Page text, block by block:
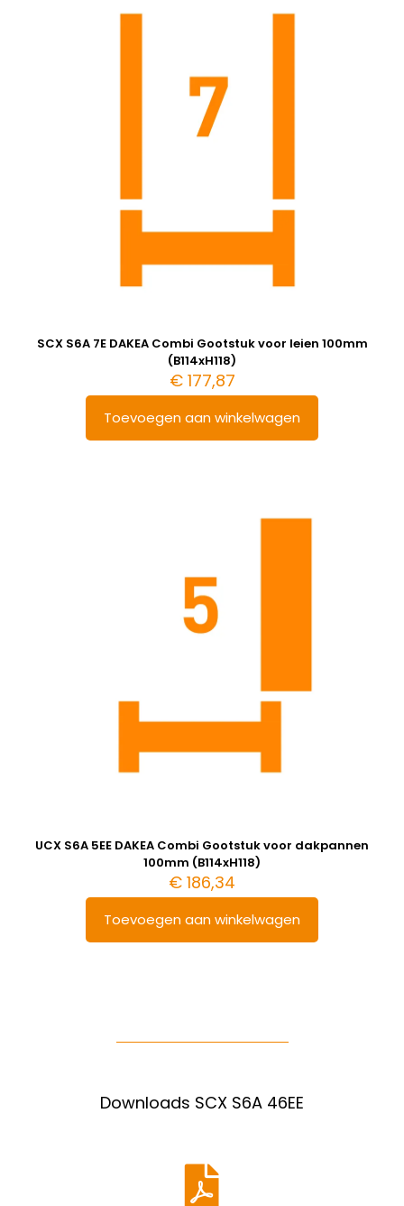
SCX S6A 7E DAKEA Combi Gootstuk voor leien 100mm
(B114xH118)
€177,87
Toevoegen aan winkelwagen
UCX S6A 5EE DAKEA Combi Gootstuk voor dakpannen
100mm (B114xH118)
€ 186,34
Toevoegen aan winkelwagen
Downloads SCX S6A 46EE